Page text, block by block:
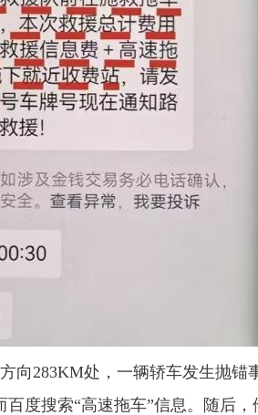
283KM处，一辆轿车发生抛锚
度搜索“高速拖车”信息。随后，